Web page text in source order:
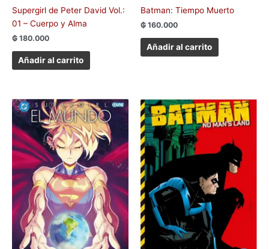
Supergirl de Peter David Vol.:
01 – Cuerpo y Alma
₲ 180.000
Añadir al carrito
Batman: Tiempo Muerto
₲ 160.000
Añadir al carrito